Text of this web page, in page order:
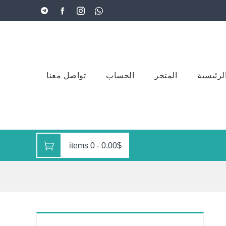
المتجر الحساب تواصل معنا
0.00$
-
0 items